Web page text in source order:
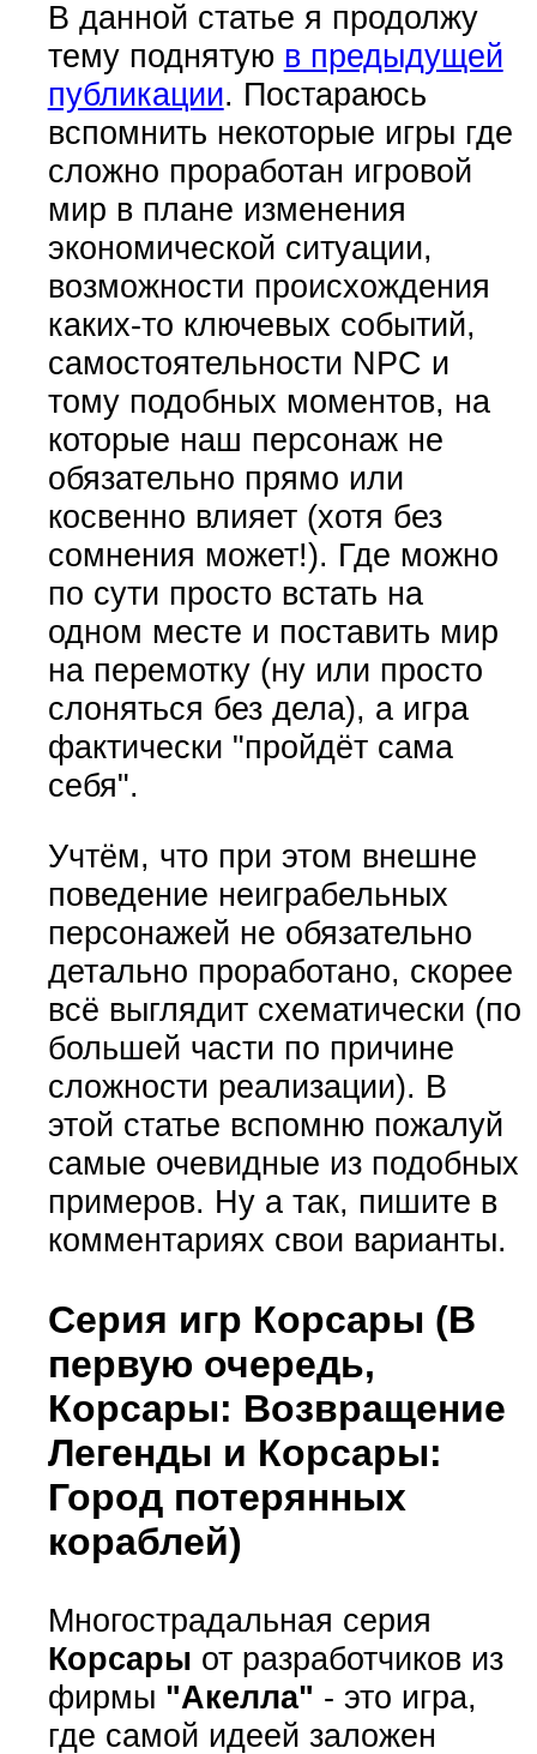
В данной статье я продолжу
тему поднятую в предыдущей
публикации. Постараюсь
вспомнить некоторые игры где
сложно проработан игровой
мир в плане изменения
экономической ситуации,
возможности происхождения
каких-то ключевых событий,
самостоятельности NPC и
тому подобных моментов, на
которые наш персонаж не
обязательно прямо или
косвенно влияет (хотя без
сомнения может!). Где можно
по сути просто встать на
одном месте и поставить мир
на перемотку (ну или просто
слоняться без дела), а игра
фактически "пройдёт сама
себя".
Учтём, что при этом внешне
поведение неиграбельных
персонажей не обязательно
детально проработано, скорее
всё выглядит схематически (по
большей части по причине
сложности реализации). В
этой статье вспомню пожалуй
самые очевидные из подобных
примеров. Ну а так, пишите в
комментариях свои варианты.
Серия игр Корсары (В
первую очередь,
Корсары: Возвращение
Легенды и Корсары:
Город потерянных
кораблей)
Многострадальная серия
Корсары от разработчиков из
фирмы "Акелла" - это игра,
где самой идеей заложен